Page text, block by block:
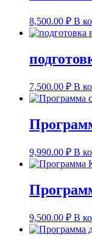
8,500.00 ₽ В
7,500.00 ₽ В
9,990.00 ₽ В
9,500.00 ₽ В